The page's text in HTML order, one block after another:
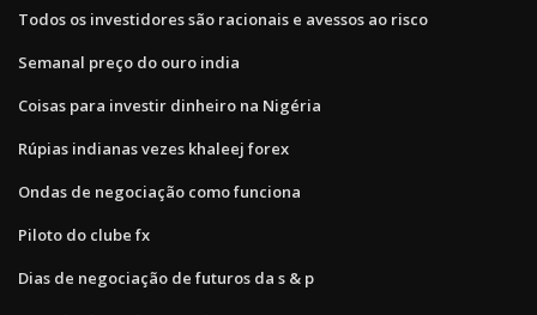
Todos os investidores são racionais e avessos ao risco
Semanal preço do ouro india
Coisas para investir dinheiro na Nigéria
Rúpias indianas vezes khaleej forex
Ondas de negociação como funciona
Piloto do clube fx
Dias de negociação de futuros da s & p